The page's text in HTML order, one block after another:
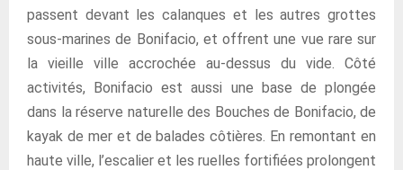
passent devant les calanques et les autres grottes
sous-marines de Bonifacio, et offrent une vue rare sur
la vieille ville accrochée au-dessus du vide. Côté
activités, Bonifacio est aussi une base de plongée
dans la réserve naturelle des Bouches de Bonifacio, de
kayak de mer et de balades côtières. En remontant en
haute ville, l’escalier et les ruelles fortifiées prolongent